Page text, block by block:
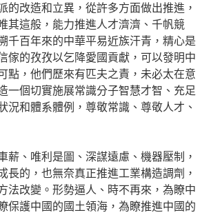
的改造和立異，從許多方面做出推進，
其這般，能力推進人才濟濟、千帆競
千百年來的中華平易近族汗青，精心是
傢的孜孜以乞降愛國貢獻，可以發明中
點，他們歷來有匹夫之責，未必太在意
一個切實施展常識分子智慧才智、充足
況和體系體例，尊敬常識、尊敬人才、
利是圖、深謀遠慮、機器壓制，
長的，也無奈真正推進工業構造調劑，
法改變。形勢逼人、時不再來，為瞭中
保護中國的國土領海，為瞭推進中國的